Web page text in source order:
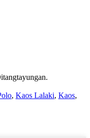
, Kaos Lalaki, Kaos,